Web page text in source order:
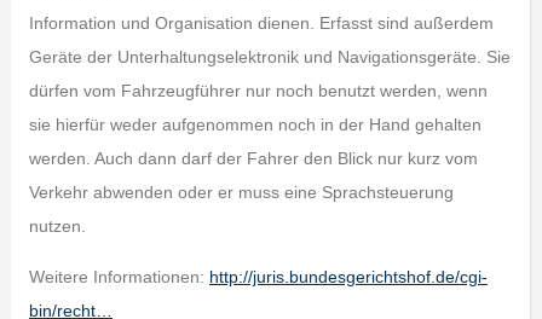
Information und Organisation dienen. Erfasst sind außerdem
Geräte der Unterhaltungselektronik und Navigationsgeräte. Sie
dürfen vom Fahrzeugführer nur noch benutzt werden, wenn
sie hierfür weder aufgenommen noch in der Hand gehalten
werden. Auch dann darf der Fahrer den Blick nur kurz vom
Verkehr abwenden oder er muss eine Sprachsteuerung
nutzen.
Weitere Informationen: http://juris.bundesgerichtshof.de/cgi-
bin/recht…